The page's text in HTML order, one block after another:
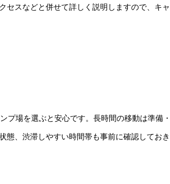
セスなどと併せて詳しく説明しますので、キャ
プ場を選ぶと安心です。長時間の移動は準備・
態、渋滞しやすい時間帯も事前に確認しておき